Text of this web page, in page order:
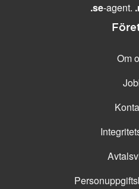
.se-agent.
Om